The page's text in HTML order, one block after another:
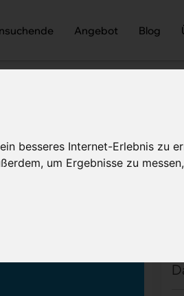
besseres Internet-Erlebnis zu
um Ergebnisse zu
Angebot Blog